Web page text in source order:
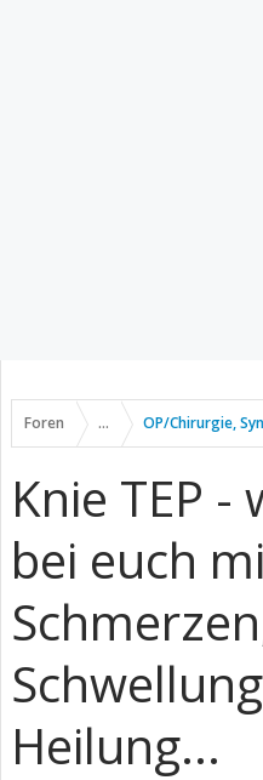
Foren ... OP/Chirurgie,
Knie TEP -
bei euch
Heilung...